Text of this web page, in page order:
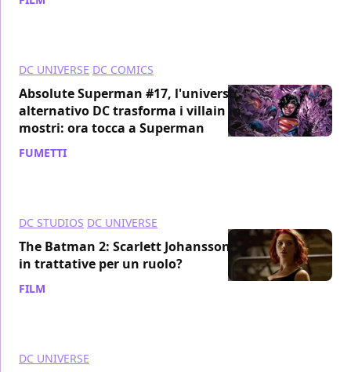
DC UNIVERSE DC COMICS
Absolute Superman #17, l'universo
alternativo DC trasforma i villain in
mostri: ora tocca a Superman
FUMETTI
DC STUDIOS DC UNIVERSE
The Batman 2: Scarlett Johansson
in trattative per un ruolo?
FILM
DC UNIVERSE